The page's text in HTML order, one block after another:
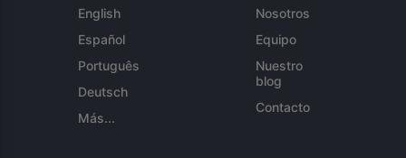
English
Español
Português
Deutsch
Más...
Nosotros
Equipo
Nuestro
blog
Contacto